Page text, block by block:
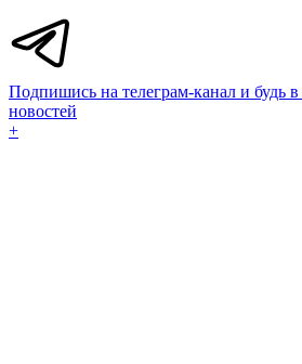
Подпишись на телеграм-канал и будь
новостей
+